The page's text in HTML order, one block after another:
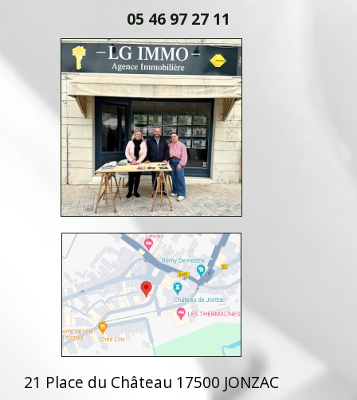
05 46 97 27 11
21 Place du Château 17500 JONZAC